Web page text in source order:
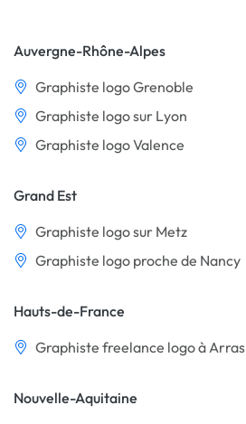
Auvergne-Rhône-Alpes
Graphiste logo Grenoble
Graphiste logo sur Lyon
Graphiste logo Valence
Grand Est
Graphiste logo sur Metz
Graphiste logo proche de Nancy
Hauts-de-France
Graphiste freelance logo à Arras
Nouvelle-Aquitaine